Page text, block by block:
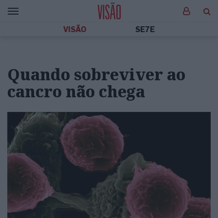
VISÃO SE7E
Quando sobreviver ao
cancro não chega